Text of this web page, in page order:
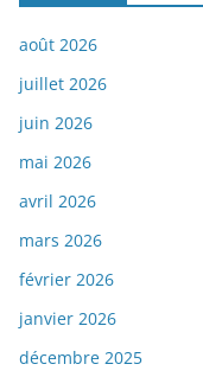
août 2026
juillet 2026
juin 2026
mai 2026
avril 2026
mars 2026
février 2026
janvier 2026
décembre 2025